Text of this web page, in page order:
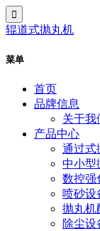
辊道式抛丸机
菜单
首页
品牌信息
关于我
产品中心
通过式
中小型
数控强
喷砂设
抛丸机
除尘设